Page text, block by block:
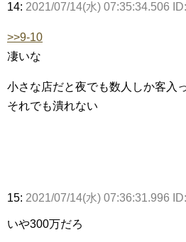
14: 2021/07/14(水) 07:35:34.506
>>9-10
凄いな
小さな店だと夜でも数人しか客入
それでも潰れない
15: 2021/07/14(水) 07:36:31.996
いや300万だろ